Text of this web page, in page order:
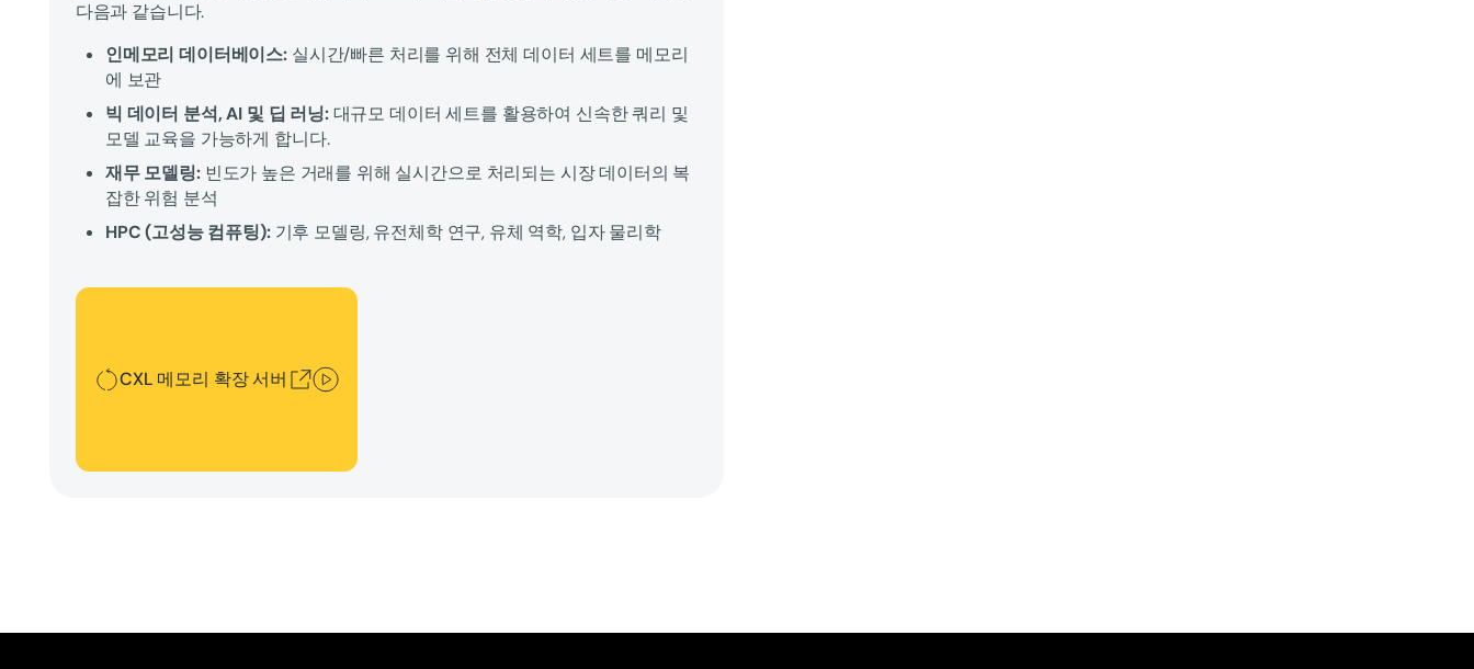
다음과 같습니다.
인메모리 데이터베이스: 실시간/빠른 처리를 위해 전체 데이터 세트를 메모리
에 보관
빅 데이터 분석, AI 및 딥 러닝:대규모 데이터 세트를 활용하여 신속한 쿼리 및
모델 교육을 가능하게 합니다.
재무 모델링:빈도가 높은 거래를 위해 실시간으로 처리되는 시장 데이터의 복
잡한 위험 분석
HPC (고성능 컴퓨팅):기후 모델링, 유전체학 연구, 유체 역학, 입자 물리학
CXL 메모리 확장 서버
CXL 메모리 확장 서버